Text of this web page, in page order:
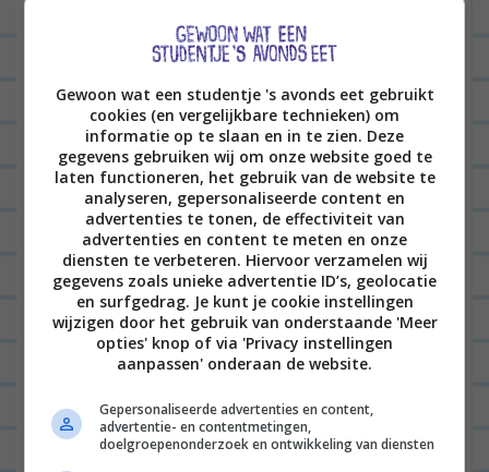
Gewoon wat een studentje 's avonds eet gebruikt
cookies (en vergelijkbare technieken) om
informatie op te slaan en in te zien. Deze
gegevens gebruiken wij om onze website goed te
laten functioneren, het gebruik van de website te
analyseren, gepersonaliseerde content en
advertenties te tonen, de effectiviteit van
advertenties en content te meten en onze
diensten te verbeteren. Hiervoor verzamelen wij
gegevens zoals unieke advertentie ID’s, geolocatie
en surfgedrag. Je kunt je cookie instellingen
wijzigen door het gebruik van onderstaande 'Meer
opties' knop of via 'Privacy instellingen
aanpassen' onderaan de website.
Gepersonaliseerde advertenties en content,
advertentie- en contentmetingen,
doelgroepenonderzoek en ontwikkeling van diensten